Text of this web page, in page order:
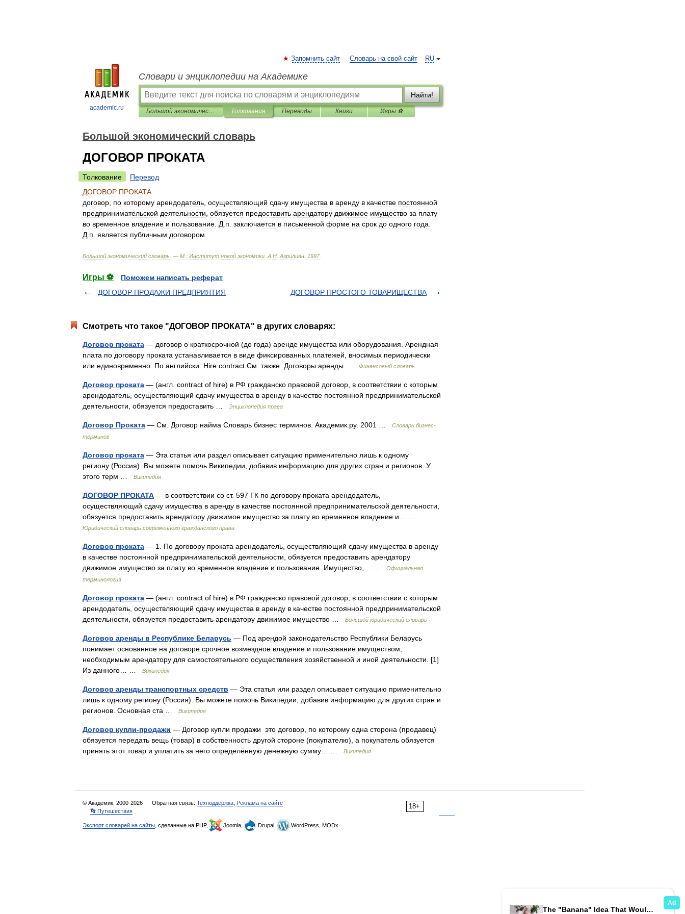
academic.ru
RU
Запомнить сайт Словарь на свой сайт
Словари и энциклопедии на Академике
Найти!
Большой экономический словарь Толкования Переводы Книги Игры ⚽
Большой экономический словарь
ДОГОВОР ПРОКАТА
Толкование
Перевод
ДОГОВОР ПРОКАТА
договор по которому арендодатель осуществляющий сдачу имущества в аренду в качестве постоянной
предпринимательской деятельности обязуется предоставить арендатору движимое имущество за плату
во временное владение и пользование Д п заключается в письменной форме на срок до одного года
Д п является публичным договором
Большой экономический словарь . — М : Институт новой экономики А Н Азрилиян 1997.
Игры ⚽
Поможем написать реферат
ДОГОВОР ПРОДАЖИ ПРЕДПРИЯТИЯ
ДОГОВОР ПРОСТОГО ТОВАРИЩЕСТВА
Смотреть что такое "ДОГОВОР ПРОКАТА" в других словарях:
Договор проката — договор о краткосрочной (до года) аренде имущества или оборудования. Арендная
плата по договору проката устанавливается в виде фиксированных платежей, вносимых периодически
или единовременно. По английски: Hire contract См. также: Договоры аренды …
Финансовый словарь
Договор проката — (англ. contract of hire) в РФ гражданско правовой договор, в соответствии с которым
арендодатель, осуществляющий сдачу имущества в аренду в качестве постоянной предпринимательской
деятельности, обязуется предоставить …
Энциклопедия права
Договор Проката — См. Договор найма Словарь бизнес терминов. Академик.ру. 2001 …
Словарь бизнес-
терминов
Договор проката — Эта статья или раздел описывает ситуацию применительно лишь к одному
региону (Россия). Вы можете помочь Википедии, добавив информацию для других стран и регионов. У
этого терм …
Википедия
ДОГОВОР ПРОКАТА — в соответствии со ст. 597 ГК по договору проката арендодатель,
осуществляющий сдачу имущества в аренду в качестве постоянной предпринимательской деятельности,
обязуется предоставить арендатору движимое имущество за плату во временное владение и… …
Юридический словарь современного гражданского права
Договор проката — 1. По договору проката арендодатель, осуществляющий сдачу имущества в аренду
в качестве постоянной предпринимательской деятельности, обязуется предоставить арендатору
движимое имущество за плату во временное владение и пользование. Имущество,… …
Официальная
терминология
Договор проката — (англ. contract of hire) в РФ гражданско правовой договор, в соответствии с которым
арендодатель, осуществляющий сдачу имущества в аренду в качестве постоянной предпринимательской
деятельности, обязуется предоставить арендатору движимое имущество …
Большой юридический словарь
Договор аренды в Республике Беларусь — Под арендой законодательство Республики Беларусь
понимает основанное на договоре срочное возмездное владение и пользование имуществом,
необходимым арендатору для самостоятельного осуществления хозяйственной и иной деятельности. [1]
Из данного… …
Википедия
Договор аренды транспортных средств — Эта статья или раздел описывает ситуацию применительно
лишь к одному региону (Россия). Вы можете помочь Википедии, добавив информацию для других стран и
регионов. Основная ста …
Википедия
Договор купли-продажи — Договор купли продажи это договор, по которому одна сторона (продавец)
обязуется передать вещь (товар) в собственность другой стороне (покупателю), а покупатель обязуется
принять этот товар и уплатить за него определённую денежную сумму… …
Википедия
18+
© Академик, 2000-2026 Обратная связь: Техподдержка Реклама на сайте
👣 Путешествия
Экспорт словарей на сайты , сделанные на PHP, Joomla, Drupal, WordPress, MODx.